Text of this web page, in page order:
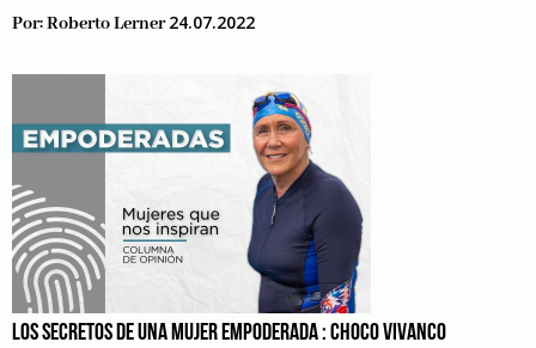
Por:Roberto Lerner 24.07.2022
LOS SECRETOS DE UNA MUJER EMPODERADA : CHOCO VIVANCO